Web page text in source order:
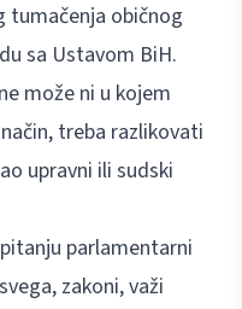
tumačenja običnog
sa Ustavom BiH.
može ni u kojem
treba razlikovati
upravni ili sudski
parlamentarni
zakoni, važi